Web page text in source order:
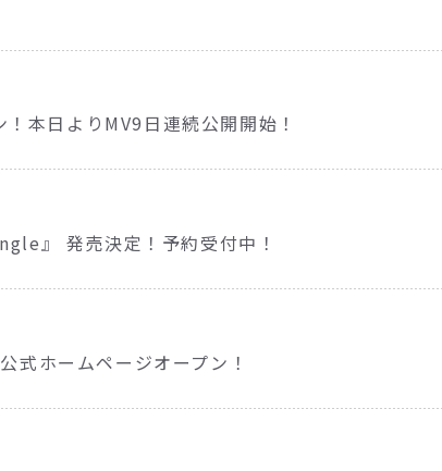
本日よりMV9日連続公開開始！
』 発売決定！予約受付中！
式ホームページオープン！